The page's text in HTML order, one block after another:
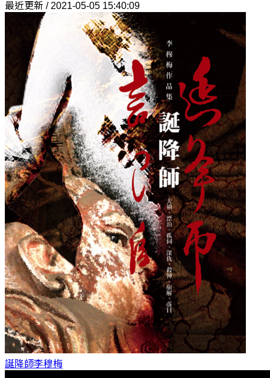
最近更新 / 2021-05-05 15:40:09
誕降師李穆梅